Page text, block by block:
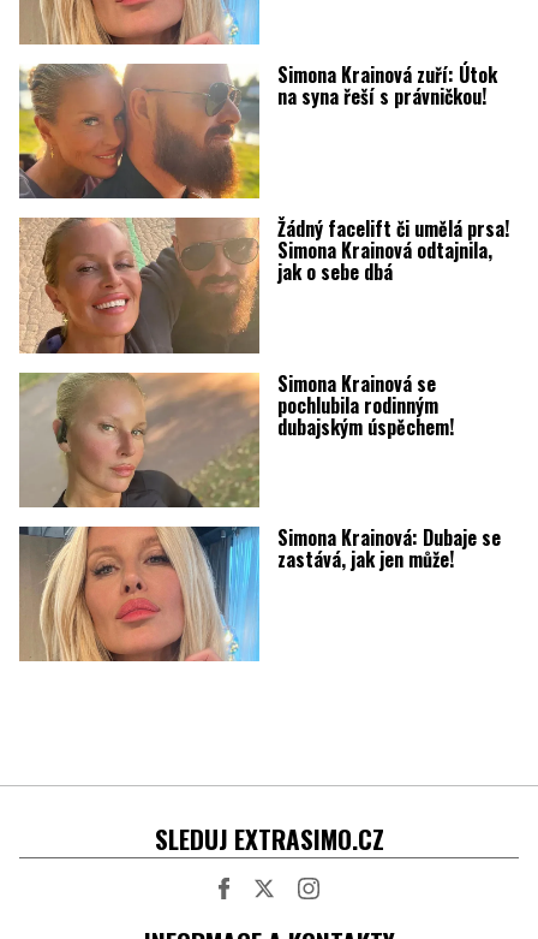
Simona Krainová zuří: Útok
na syna řeší s právničkou!
Žádný facelift či umělá prsa!
Simona Krainová odtajnila,
jak o sebe dbá
Simona Krainová se
pochlubila rodinným
dubajským úspěchem!
Simona Krainová: Dubaje se
zastává, jak jen může!
SLEDUJ EXTRASIMO.CZ